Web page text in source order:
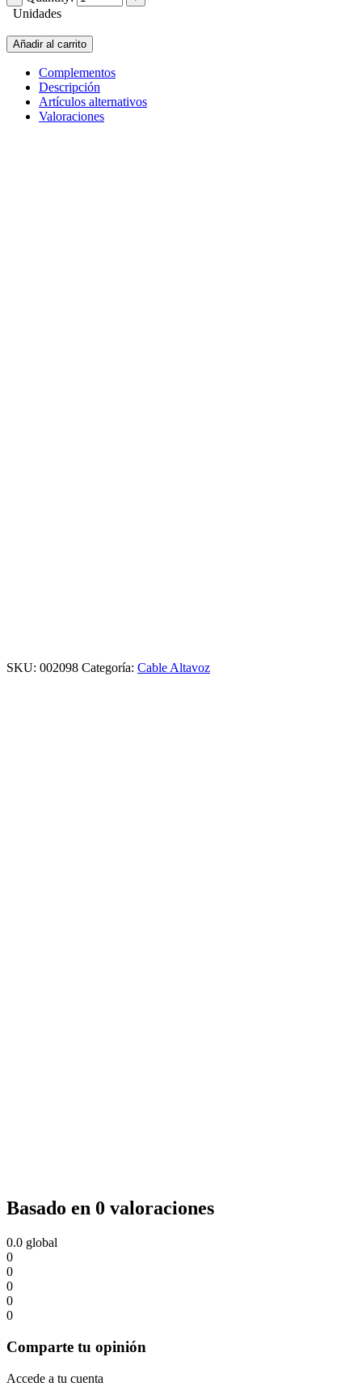
Unidades
Añadir al carrito
Complementos
Descripción
Artículos alternativos
Valoraciones
SKU: 002098 Categoría: Cable Altavoz
Basado en 0 valoraciones
0.0 global
0
0
0
0
0
Comparte tu opinión
Accede a tu cuenta